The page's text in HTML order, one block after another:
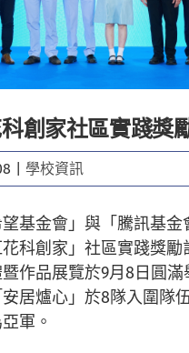
創家社區實踐獎
學校資訊
望基金會」與「騰訊基
科創家」社區實踐獎勵
作品展覽於9月8日圓滿
居爐心」於8隊入圍隊
軍。